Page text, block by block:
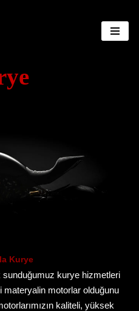
Kurye
sunduğumuz kurye hizmetleri
materyalin motorlar olduğunu
kaliteli, yüksek